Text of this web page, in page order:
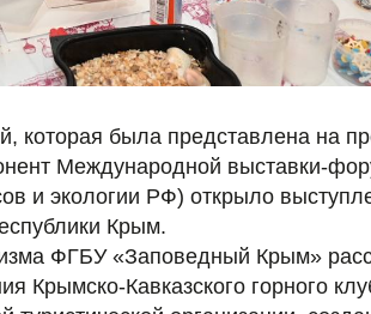
которая была представлена на
Международной выставки-
и экологии РФ) открыло
Крым.
ФГБУ «Заповедный Крым»
Крымско-Кавказского горного